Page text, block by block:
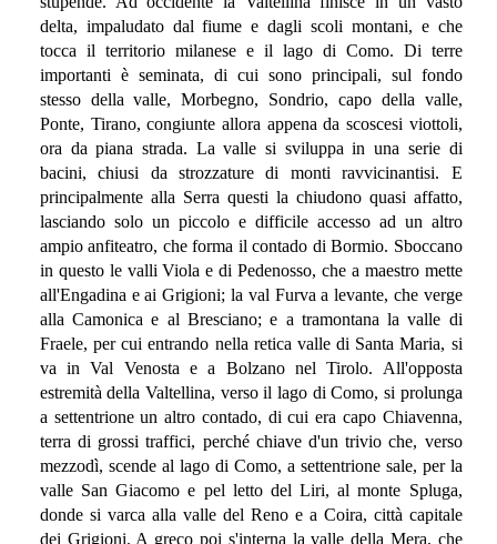
delta, impaludato dal fiume e dagli scoli montani, e che
tocca il territorio milanese e il lago di Como. Di terre
importanti è seminata, di cui sono principali, sul fondo
stesso della valle, Morbegno, Sondrio, capo della valle,
Ponte, Tirano, congiunte allora appena da scoscesi viottoli,
ora da piana strada. La valle si sviluppa in una serie di
bacini, chiusi da strozzature di monti ravvicinantisi. E
principalmente alla Serra questi la chiudono quasi affatto,
lasciando solo un piccolo e difficile accesso ad un altro
ampio anfiteatro, che forma il contado di Bormio. Sboccano
in questo le valli Viola e di Pedenosso, che a maestro mette
all'Engadina e ai Grigioni; la val Furva a levante, che verge
alla Camonica e al Bresciano; e a tramontana la valle di
Fraele, per cui entrando nella retica valle di Santa Maria, si
va in Val Venosta e a Bolzano nel Tirolo. All'opposta
estremità della Valtellina, verso il lago di Como, si prolunga
a settentrione un altro contado, di cui era capo Chiavenna,
terra di grossi traffici, perché chiave d'un trivio che, verso
mezzodì, scende al lago di Como, a settentrione sale, per la
valle San Giacomo e pel letto del Liri, al monte Spluga,
donde si varca alla valle del Reno e a Coira, città capitale
dei Grigioni. A greco poi s'interna la valle della Mera, che